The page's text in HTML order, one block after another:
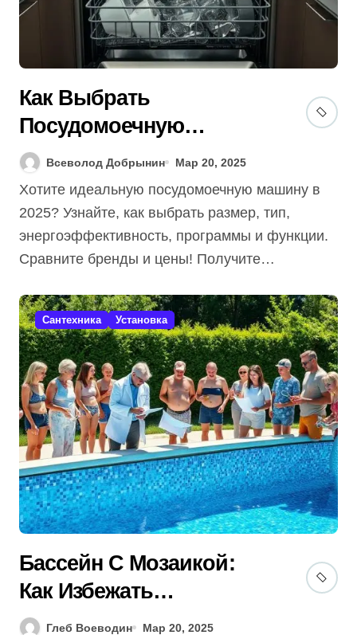
Как Выбрать
Посудомоечную
Машину в 2025: Гид (С
Секретами Выбора!)
Всеволод Добрынин Мар 20, 2025
Хотите идеальную посудомоечную машину в
2025? Узнайте, как выбрать размер, тип,
энергоэффективность, программы и функции.
Сравните бренды и цены! Получите…
Сантехника Установка
Бассейн С Мозаикой:
Как Избежать
Отслоения (Гид 2025)
Глеб Воеводин Мар 20, 2025